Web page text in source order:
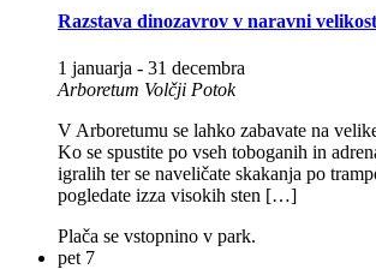
Razstava dinozavrov v naravni
1 januarja - 31 decembra
Arboretum Volčji Potok
V Arboretumu se lahko zabavate na
Ko se spustite po vseh toboganih in
igralih ter se naveličate skakanja po
pogledate izza visokih sten […]
Plača se vstopnino v park.
pet 7